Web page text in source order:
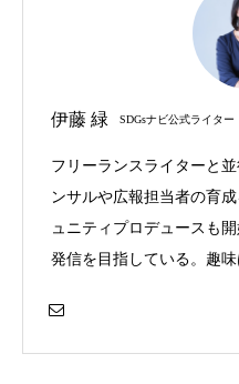
伊藤 緑 SDGsナビ公式ライター
フリーランスライターと
ンサルや広報担当者の育
ュニティプロデュースも
発信を目指している。趣味